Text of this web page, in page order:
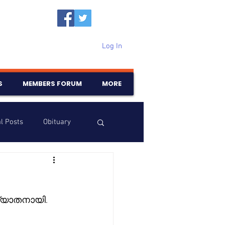
Log In
MEMBERS FORUM MORE
Posts Obituary
Birthdays